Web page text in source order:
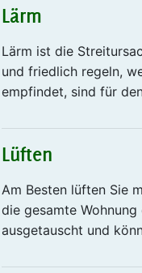
Lärm
Lärm ist die
und friedlich regeln,
empfindet, sind für
Lüften
Am Besten lüften Sie
die gesamte
ausgetauscht und